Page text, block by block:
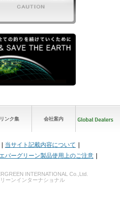
リンク集 会社案内
当サイト記載内容について
エバーグリーン製品使用上のご注意
INTERNATIONAL Co.,Ltd.
ーンインターナショナル